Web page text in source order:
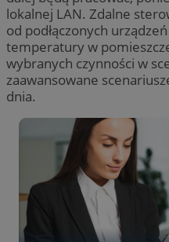
lokalnej LAN. Zdalne
od podłączonych
temperatury w
wybranych czynności w
zaawansowane
dnia.